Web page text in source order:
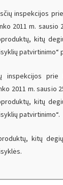
inspekcijos
2011 m. sausio
kitų
patvirtinimo“
inspekcijos prie
2011 m. sausio
kitų
patvirtinimo“.
kitų